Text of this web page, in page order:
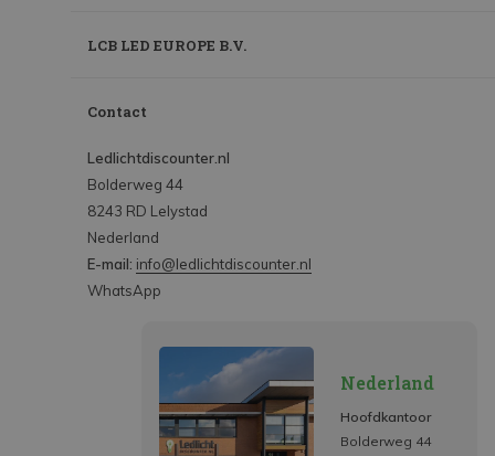
LCB LED EUROPE B.V.
Contact
Ledlichtdiscounter.nl
Bolderweg 44
8243 RD Lelystad
Nederland
E-mail: info@ledlichtdiscounter.nl
WhatsApp
Nederland
Hoofdkantoor
Bolderweg 44